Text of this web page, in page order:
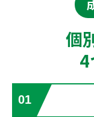
個
4
01